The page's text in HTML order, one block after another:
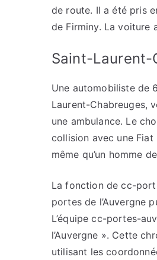
de route. Il a été pris
de Firminy. La voiture
Saint-Laurent-
Une automobiliste de
Laurent-Chabreuges,
une ambulance. Le
collision avec une
même qu’un homme
La fonction de cc-
portes de l’Auvergne
L’équipe cc-portes-
l’Auvergne ». Cette
utilisant les